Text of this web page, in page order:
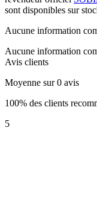
sont disponibles sur
Aucune information
Aucune information
Avis clients
Moyenne sur 0 avis
100% des clients
5